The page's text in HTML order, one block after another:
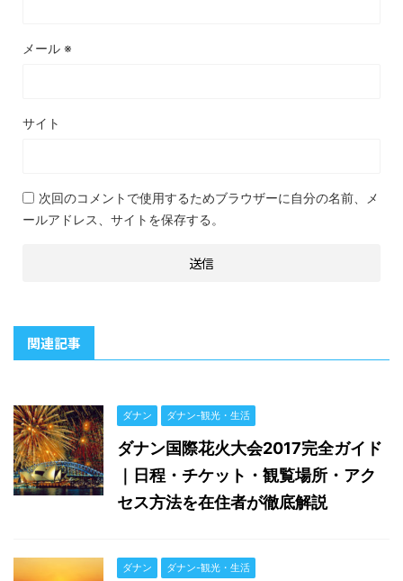
メール ※
サイト
次回のコメントで使用するためブラウザーに自分の名前、メ
ールアドレス、サイトを保存する。
関連記事
ダナン ダナン-観光・生活
ダナン国際花火大会2017完全ガイド
｜日程・チケット・観覧場所・アク
セス方法を在住者が徹底解説
ダナン ダナン-観光・生活